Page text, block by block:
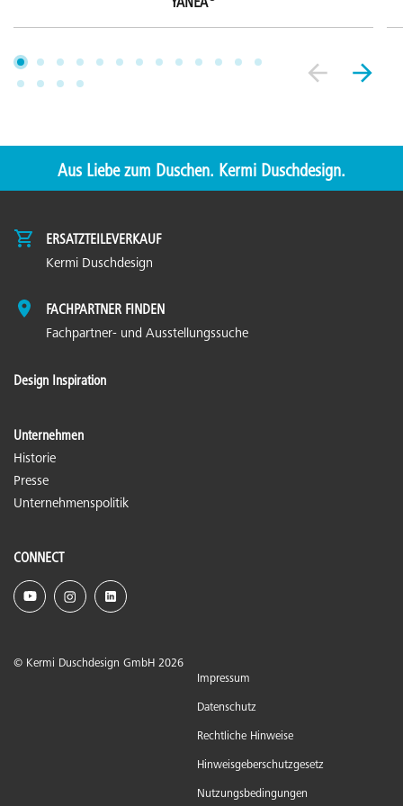
YANEA
Aus Liebe zum Duschen. Kermi Duschdesign.
ERSATZTEILEVERKAUF
Kermi Duschdesign
FACHPARTNER FINDEN
Fachpartner- und Ausstellungssuche
Design Inspiration
Unternehmen
Historie
Presse
Unternehmenspolitik
CONNECT
© Kermi Duschdesign GmbH 2026
Impressum
Datenschutz
Rechtliche Hinweise
Hinweisgeberschutzgesetz
Nutzungsbedingungen